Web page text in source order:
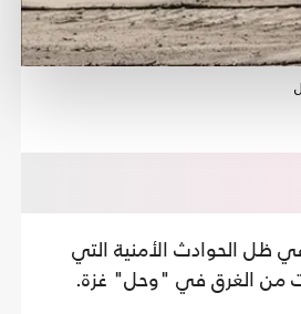
ظل الحوادث الأمنية التي
من الغرق في "وحل" غزة.